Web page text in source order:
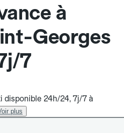
à
Georges
7
disponible 24h/24, 7j/7 à
plus